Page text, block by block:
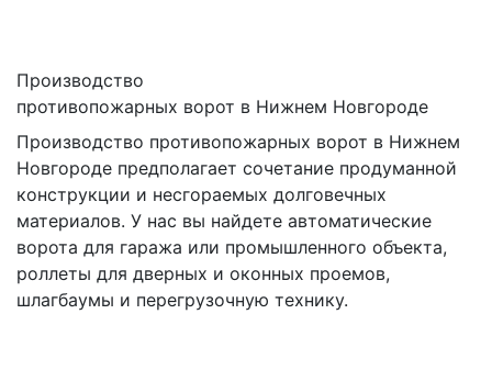
Производство
противопожарных ворот в Нижнем Новгороде
Производство противопожарных ворот в Нижнем
Новгороде предполагает сочетание продуманной
конструкции и несгораемых долговечных
материалов. У нас вы найдете автоматические
ворота для гаража или промышленного объекта,
роллеты для дверных и оконных проемов,
шлагбаумы и перегрузочную технику.